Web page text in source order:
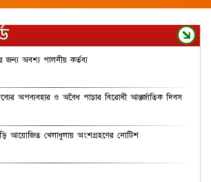
জন্য অবশ্য পালনীয় কর্তব্য
অপব্যবহার ও অবৈধ পাচার বিরোধী আন্তর্জাতিক দিবস
আয়োজিত খেলাধুলায় অংশগ্রহণের নোটিশ